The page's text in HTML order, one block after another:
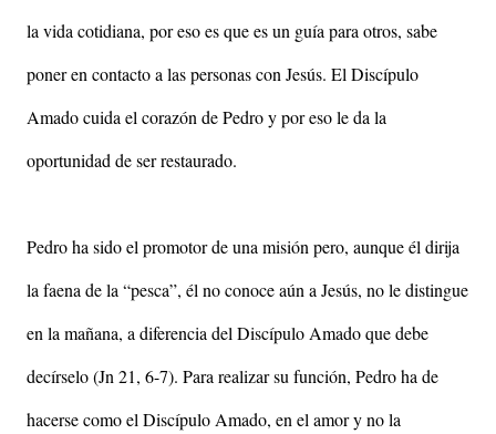
la vida cotidiana, por eso es que es un guía para otros, sabe
poner en contacto a las personas con Jesús. El Discípulo
Amado cuida el corazón de Pedro y por eso le da la
oportunidad de ser restaurado.
Pedro ha sido el promotor de una misión pero, aunque él dirija
la faena de la “pesca”, él no conoce aún a Jesús, no le distingue
en la mañana, a diferencia del Discípulo Amado que debe
decírselo (Jn 21, 6-7). Para realizar su función, Pedro ha de
hacerse como el Discípulo Amado, en el amor y no la